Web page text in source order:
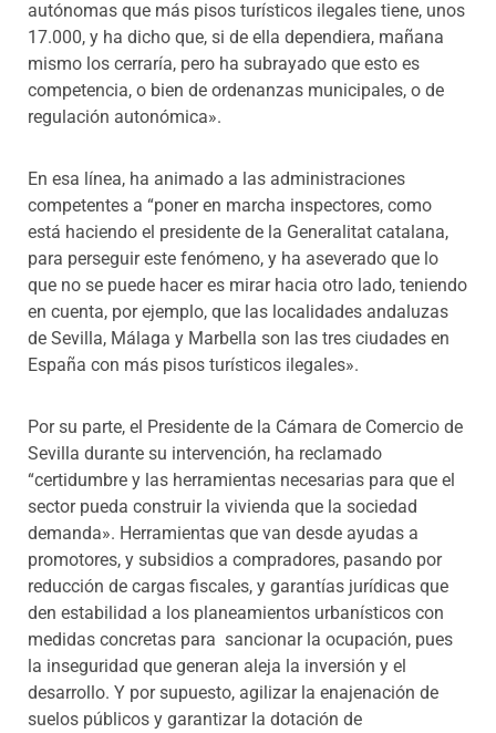
autónomas que más pisos turísticos ilegales tiene, unos
17.000, y ha dicho que, si de ella dependiera, mañana
mismo los cerraría, pero ha subrayado que esto es
competencia, o bien de ordenanzas municipales, o de
regulación autonómica».
En esa línea, ha animado a las administraciones
competentes a “poner en marcha inspectores, como
está haciendo el presidente de la Generalitat catalana,
para perseguir este fenómeno, y ha aseverado que lo
que no se puede hacer es mirar hacia otro lado, teniendo
en cuenta, por ejemplo, que las localidades andaluzas
de Sevilla, Málaga y Marbella son las tres ciudades en
España con más pisos turísticos ilegales».
Por su parte, el Presidente de la Cámara de Comercio de
Sevilla durante su intervención, ha reclamado
“certidumbre y las herramientas necesarias para que el
sector pueda construir la vivienda que la sociedad
demanda». Herramientas que van desde ayudas a
promotores, y subsidios a compradores, pasando por
reducción de cargas fiscales, y garantías jurídicas que
den estabilidad a los planeamientos urbanísticos con
medidas concretas para sancionar la ocupación, pues
la inseguridad que generan aleja la inversión y el
desarrollo. Y por supuesto, agilizar la enajenación de
suelos públicos y garantizar la dotación de